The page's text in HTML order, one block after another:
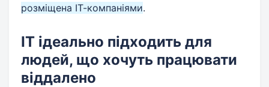
розміщена ІТ-компаніями.
IT ідеально підходить для
людей, що хочуть працювати
віддалено